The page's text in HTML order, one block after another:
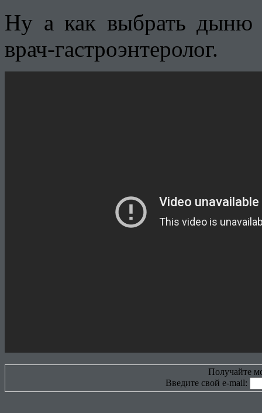
Ну а как выбрать дыню
врач-гастроэнтеролог.
Получайте
Введите свой e-mail: